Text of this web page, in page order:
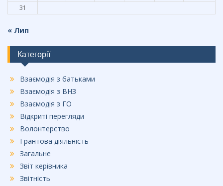
31
« Лип
Категорії
Взаємодія з батьками
Взаємодія з ВНЗ
Взаємодія з ГО
Відкриті перегляди
Волонтерство
Грантова діяльність
Загальне
Звіт керівника
Звітність